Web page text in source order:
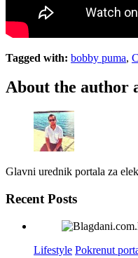
Tagged with: bobby puma,
About the author
Glavni urednik portala za
Recent Posts
Lifestyle Pokrenut